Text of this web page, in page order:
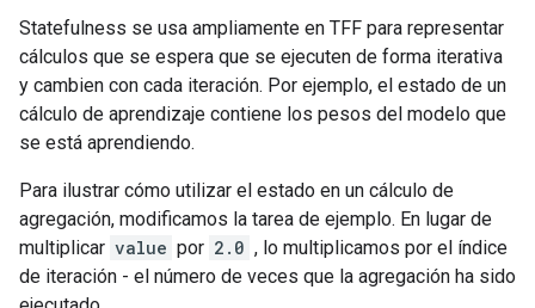
Statefulness se usa ampliamente en TFF para representar
cálculos que se espera que se ejecuten de forma iterativa
y cambien con cada iteración. Por ejemplo, el estado de un
cálculo de aprendizaje contiene los pesos del modelo que
se está aprendiendo.
Para ilustrar cómo utilizar el estado en un cálculo de
agregación, modificamos la tarea de ejemplo. En lugar de
multiplicar value por 2.0 , lo multiplicamos por el índice
de iteración - el número de veces que la agregación ha sido